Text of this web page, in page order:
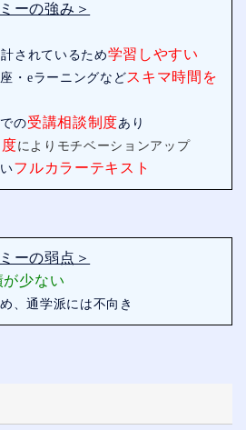
ーの強み＞
されているため学習しやすい
・eラーニングなどスキマ時間を
の受講相談制度あり
によりモチベーションアップ
フルカラーテキスト
ーの弱点＞
が少ない
、通学派には不向き